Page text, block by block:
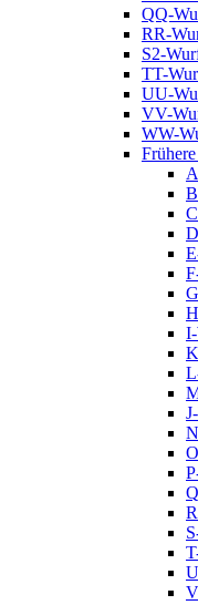
QQ-
RR-
S2-
TT-
UU-
VV-
WW-